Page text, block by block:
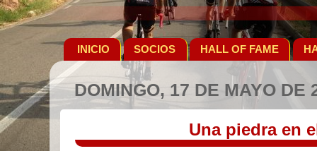
INICIO SOCIOS HALL OF FAME
DOMINGO, 17 DE MAYO DE
Una piedra en